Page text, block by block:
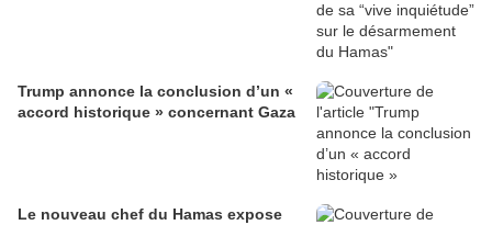
Trump annonce la conclusion d’un «
accord historique » concernant Gaza
Le nouveau chef du Hamas expose